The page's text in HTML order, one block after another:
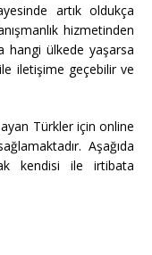
artık oldukça
hizmetinden
hangi ülkede yaşarsa
iletişime geçebilir ve
Türkler için online
Aşağıda
kendisi ile irtibata